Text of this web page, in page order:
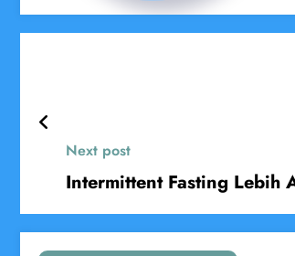
Next post
Intermittent Fasting Lebih